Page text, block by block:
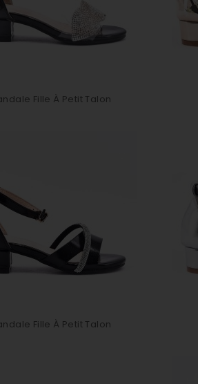
Fille À Petit Talon
Fille À Petit Talon